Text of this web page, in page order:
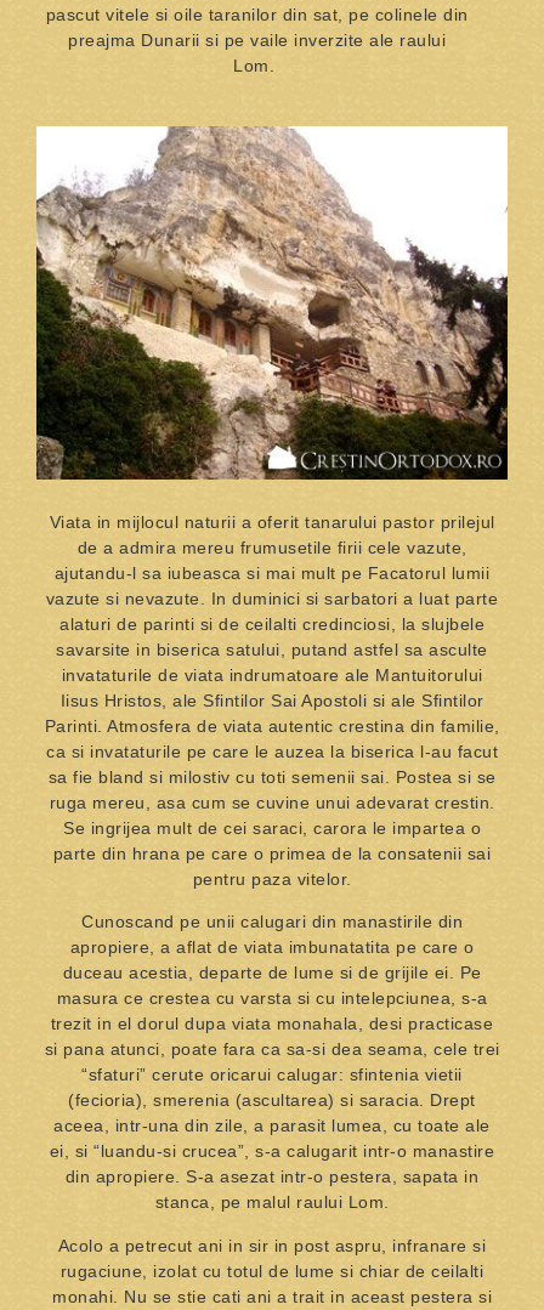
pascut vitele si oile taranilor din sat, pe colinele din
preajma Dunarii si pe vaile inverzite ale raului
Lom.
Viata in mijlocul naturii a oferit tanarului pastor prilejul
de a admira mereu frumusetile firii cele vazute,
ajutandu-l sa iubeasca si mai mult pe Facatorul lumii
vazute si nevazute. In duminici si sarbatori a luat parte
alaturi de parinti si de ceilalti credinciosi, la slujbele
savarsite in biserica satului, putand astfel sa asculte
invataturile de viata indrumatoare ale Mantuitorului
Iisus Hristos, ale Sfintilor Sai Apostoli si ale Sfintilor
Parinti. Atmosfera de viata autentic crestina din familie,
ca si invataturile pe care le auzea la biserica l-au facut
sa fie bland si milostiv cu toti semenii sai. Postea si se
ruga mereu, asa cum se cuvine unui adevarat crestin.
Se ingrijea mult de cei saraci, carora le impartea o
parte din hrana pe care o primea de la consatenii sai
pentru paza vitelor.
Cunoscand pe unii calugari din manastirile din
apropiere, a aflat de viata imbunatatita pe care o
duceau acestia, departe de lume si de grijile ei. Pe
masura ce crestea cu varsta si cu intelepciunea, s-a
trezit in el dorul dupa viata monahala, desi practicase
si pana atunci, poate fara ca sa-si dea seama, cele trei
“sfaturi” cerute oricarui calugar: sfintenia vietii
(fecioria), smerenia (ascultarea) si saracia. Drept
aceea, intr-una din zile, a parasit lumea, cu toate ale
ei, si “luandu-si crucea”, s-a calugarit intr-o manastire
din apropiere. S-a asezat intr-o pestera, sapata in
stanca, pe malul raului Lom.
Acolo a petrecut ani in sir in post aspru, infranare si
rugaciune, izolat cu totul de lume si chiar de ceilalti
monahi. Nu se stie cati ani a trait in aceast pestera si